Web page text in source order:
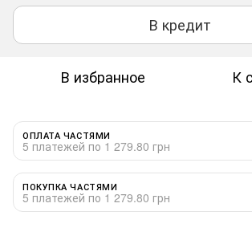
В кредит
В избранное К
ОПЛАТА ЧАСТЯМИ
5 платежей по 1 279.80 грн
ПОКУПКА ЧАСТЯМИ
5 платежей по 1 279.80 грн